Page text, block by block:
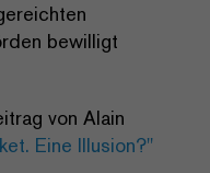
bewilligt
von Alain
Eine Illusion?"